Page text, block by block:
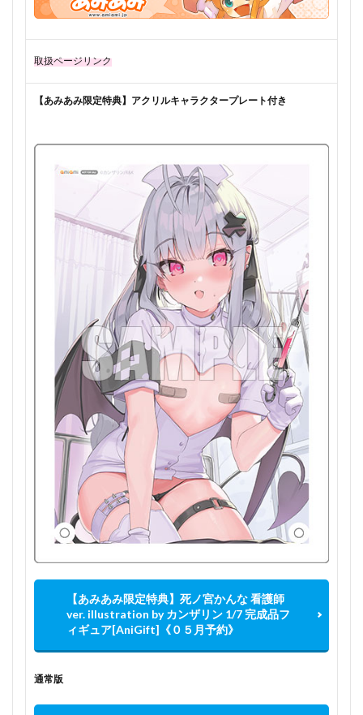
取扱ページリンク
【あみあみ限定特典】アクリルキャラクタープレート付き
【あみあみ限定特典】死ノ宮かんな 看護師
ver. illustration by カンザリン 1/7 完成品フ
ィギュア[AniGift]《０５月予約》
通常版